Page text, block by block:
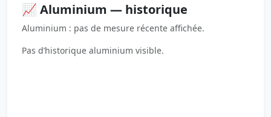
📈 Aluminium — historique
Aluminium : pas de mesure récente affichée.
Pas d’historique aluminium visible.